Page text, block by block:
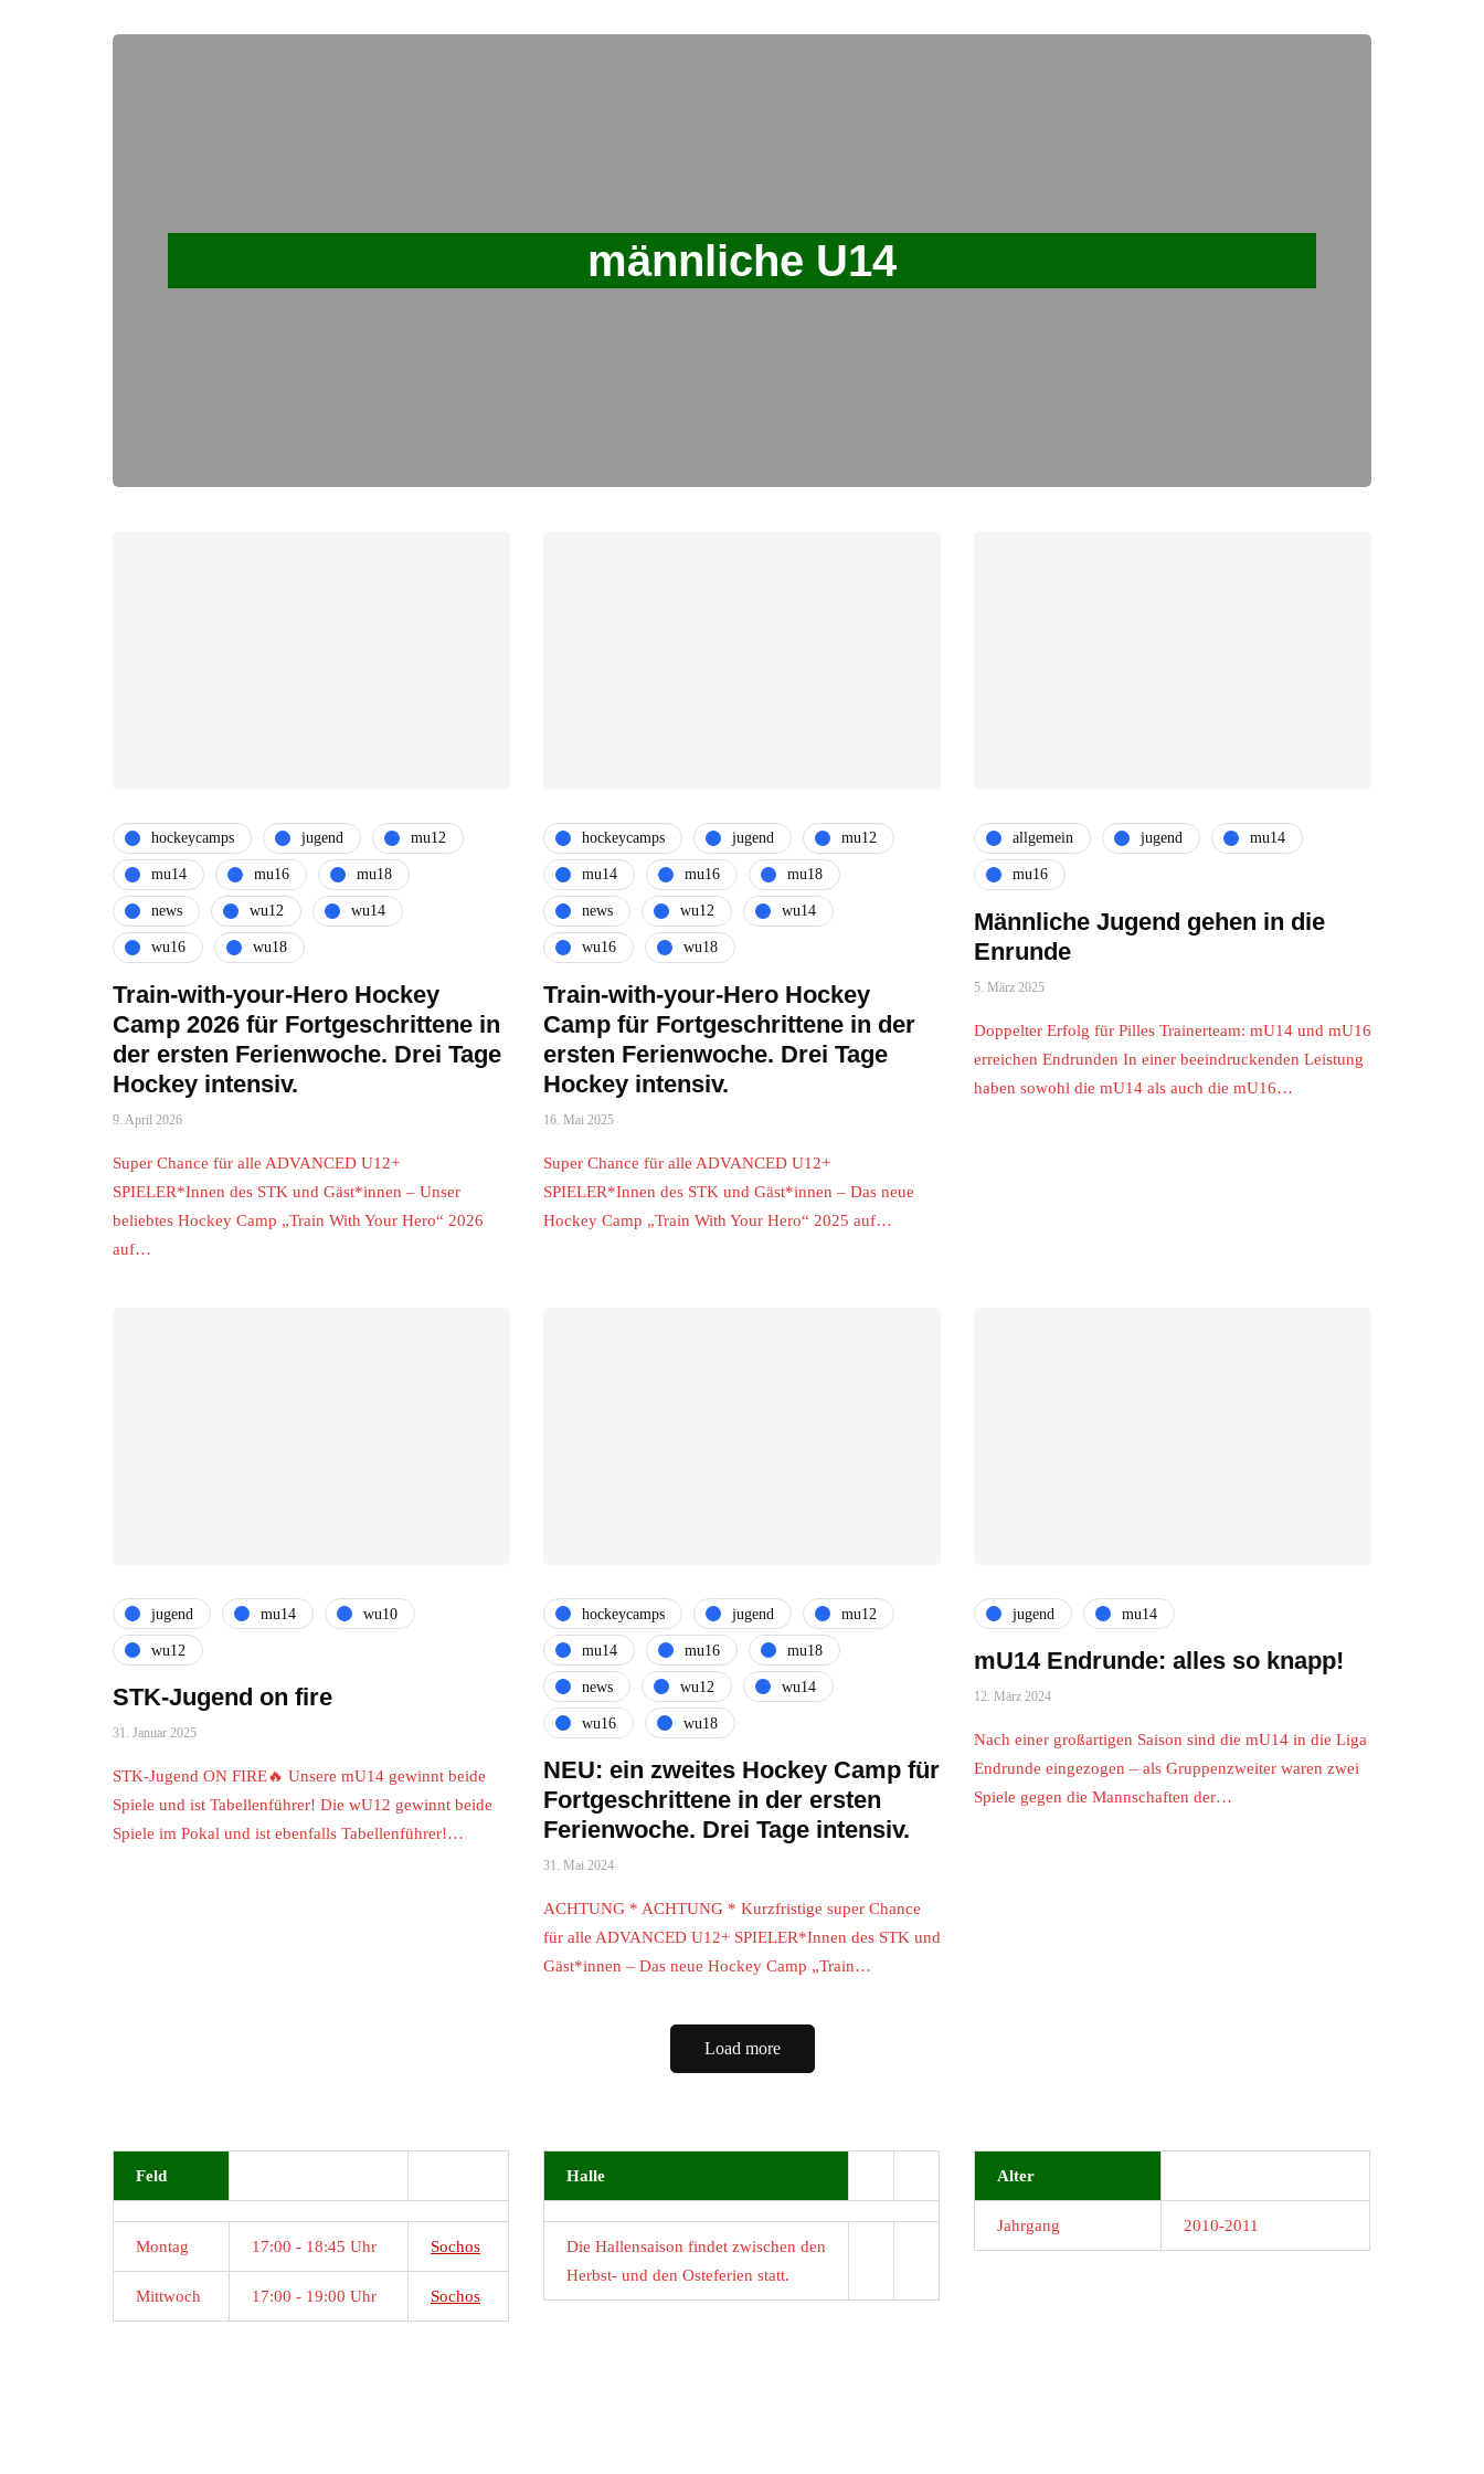
männliche U14
hockeycamps jugend mu12
mu14 mu16 mu18
news wu12 wu14
wu16 wu18
Train-with-your-Hero Hockey
Camp 2026 für Fortgeschrittene in
der ersten Ferienwoche. Drei Tage
Hockey intensiv.
9. April 2026
Super Chance für alle ADVANCED U12+
SPIELER*Innen des STK und Gäst*innen – Unser
beliebtes Hockey Camp „Train With Your Hero“ 2026
auf…
hockeycamps jugend mu12
mu14 mu16 mu18
news wu12 wu14
wu16 wu18
Train-with-your-Hero Hockey
Camp für Fortgeschrittene in der
ersten Ferienwoche. Drei Tage
Hockey intensiv.
16. Mai 2025
Super Chance für alle ADVANCED U12+
SPIELER*Innen des STK und Gäst*innen – Das neue
Hockey Camp „Train With Your Hero“ 2025 auf…
allgemein jugend mu14
mu16
Männliche Jugend gehen in die
Enrunde
5. März 2025
Doppelter Erfolg für Pilles Trainerteam: mU14 und mU16
erreichen Endrunden In einer beeindruckenden Leistung
haben sowohl die mU14 als auch die mU16…
jugend mu14 wu10
wu12
STK-Jugend on fire
31. Januar 2025
STK-Jugend ON FIRE🔥 Unsere mU14 gewinnt beide
Spiele und ist Tabellenführer! Die wU12 gewinnt beide
Spiele im Pokal und ist ebenfalls Tabellenführer!…
hockeycamps jugend mu12
mu14 mu16 mu18
news wu12 wu14
wu16 wu18
NEU: ein zweites Hockey Camp für
Fortgeschrittene in der ersten
Ferienwoche. Drei Tage intensiv.
31. Mai 2024
ACHTUNG * ACHTUNG * Kurzfristige super Chance
für alle ADVANCED U12+ SPIELER*Innen des STK und
Gäst*innen – Das neue Hockey Camp „Train…
jugend mu14
mU14 Endrunde: alles so knapp!
12. März 2024
Nach einer großartigen Saison sind die mU14 in die Liga
Endrunde eingezogen – als Gruppenzweiter waren zwei
Spiele gegen die Mannschaften der…
Load more
Feld
Montag 17:00 - 18:45 Uhr Sochos
Mittwoch 17:00 - 19:00 Uhr Sochos
Halle
Die Hallensaison findet zwischen den
Herbst- und den Osteferien statt.
Alter
Jahrgang 2010-2011